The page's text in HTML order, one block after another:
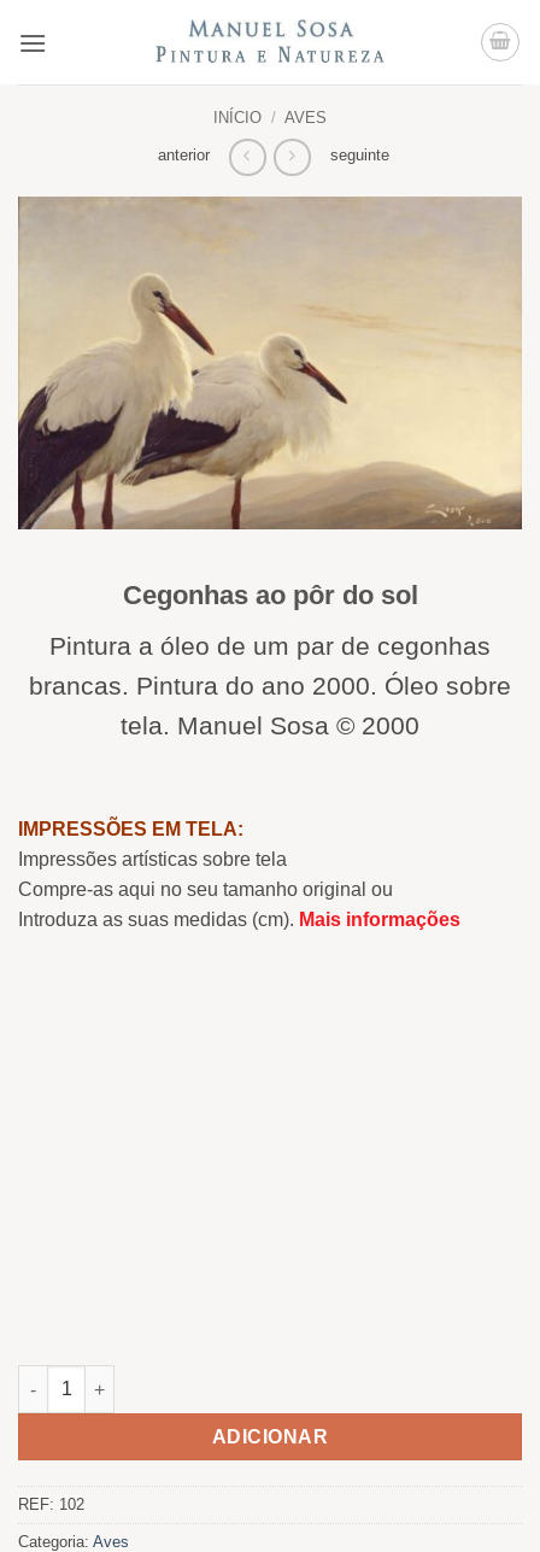
INÍCIO / AVES
anterior seguinte
Cegonhas ao pôr do sol
Pintura a óleo de um par de cegonhas
brancas. Pintura do ano 2000. Óleo sobre
tela. Manuel Sosa © 2000
IMPRESSÕES EM TELA:
Impressões artísticas sobre tela
Compre-as aqui no seu tamanho original ou
Introduza as suas medidas (cm). Mais informações
Quantidade de Cigueñas ao pôr do sol
ADICIONAR
REF: 102
Categoria: Aves